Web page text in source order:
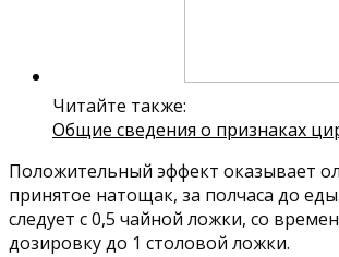
Читайте также:
Общие сведения о признаках
Положительный эффект оказывает
принятое натощак, за полчаса до
следует с 0,5 чайной ложки, со
дозировку до 1 столовой ложки.